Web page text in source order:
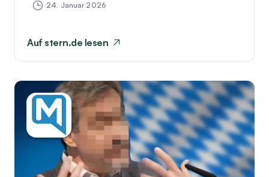
24. Januar 2026
Auf stern.de lesen